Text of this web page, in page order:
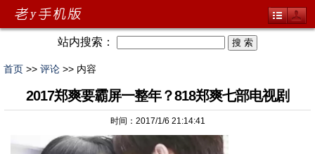
站内搜索：
首页 >> 评论 >> 内容
2017郑爽要霸屏一整年？818郑爽七部电视剧
时间：2017/1/6 21:14:41